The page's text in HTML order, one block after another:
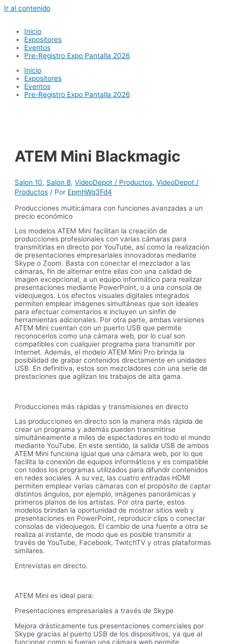
Ir al contenido
Inicio
Expositores
Eventos
Pre-Registro Expo Pantalla 2026
Inicio
Expositores
Eventos
Pre-Registro Expo Pantalla 2026
ATEM Mini Blackmagic
Salon 10, Salon 8,VideoDepot / Productos,VideoDepot /
Productos / Por EpmhWq3Fd4
Producciones multicámara con funciones avanzadas a un
precio económico
Los modelos ATEM Mini facilitan la creación de
producciones profesionales con varias cámaras para
transmitirlas en directo por YouTube, así como la realización
de presentaciones empresariales innovadoras mediante
Skype o Zoom. Basta con conectar el mezclador a las
cámaras, fin de alternar entre ellas con una calidad de
imagen excepcional, a un equipo informático para realizar
presentaciones mediante PowerPoint, o a una consola de
videojuegos. Los efectos visuales digitales integrados
permiten emplear imágenes simultáneas que son ideales
para efectuar comentarios e incluyen un sinfín de
herramientas adicionales. Por otra parte, ambas versiones
ATEM Mini cuentan con un puerto USB que permite
reconocerlos como una cámara web, por lo cual son
compatibles con cualquier programa para transmitir por
Internet. Además, el modelo ATEM Mini Pro brinda la
posibilidad de grabar contenidos directamente en unidades
USB. En definitiva, estos son mezcladores con una serie de
prestaciones que agilizan los trabajos de alta gama.
Producciones más rápidas y transmisiones en directo
Las producciones en directo son la manera más rápida de
crear un programa y además pueden transmitirse
simultáneamente a miles de espectadores en todo el mundo
mediante YouTube. En este sentido, la salida USB de ambos
ATEM Mini funciona igual que una cámara web, por lo que
facilita la conexión de equipos informáticos y es compatible
con todos los programas utilizados para difundir contenidos
en redes sociales. A su vez, las cuatro entradas HDMI
permiten emplear varias cámaras con el propósito de captar
distintos ángulos, por ejemplo, imágenes panorámicas y
primeros planos de los artistas. Por otra parte, estos
modelos brindan la oportunidad de mostrar sitios web y
presentaciones en PowerPoint, reproducir clips o conectar
consolas de videojuegos. El cambio de una fuente a otra se
realiza al instante, de modo que es posible transmitir a
través de YouTube, Facebook, TwitchTV y otras plataformas
similares.
Entrevistas en directo.
ATEM Mini es ideal para:
Presentaciones empresariales a través de Skype
Mejora drásticamente tus presentaciones comerciales por
Skype gracias al puerto USB de los dispositivos, ya que al
funcionar como si fueran una cámara web permite